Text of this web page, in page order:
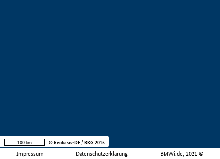
Impressum Datenschutzerklärung BMWi.de, 2021 ©
100 km © Geobasis-DE / BKG 2015